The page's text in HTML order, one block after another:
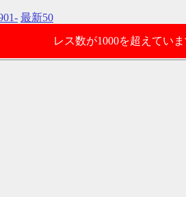
最新50
レス数が1000を超えてい